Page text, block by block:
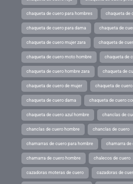
chaqueta de cuero para hombres chaqueta de
chaqueta de cuero para dama chaqueta de
chaqueta de cuero mujer zara chaqueta de
chaqueta de cuero moto hombre chaqueta de
chaqueta de cuero hombre zara chaqueta de
chaqueta de cuero de mujer chaqueta de
chaqueta de cuero dama chaqueta de cuero
chaqueta de cuero azul hombre chanclas de
chanclas de cuero hombre chanclas de cuero
chamarras de cuero para hombre chamarra de
chamarra de cuero hombre chalecos de cuero
cazadoras moteras de cuero cazadoras de